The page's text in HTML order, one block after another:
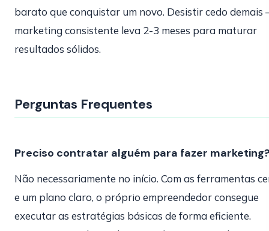
barato que conquistar um novo. Desistir cedo demais
marketing consistente leva 2-3 meses para maturar
resultados sólidos.
Perguntas Frequentes
Preciso contratar alguém para fazer
Não necessariamente no início. Com as ferramentas
e um plano claro, o próprio empreendedor consegue
executar as estratégias básicas de forma eficiente.